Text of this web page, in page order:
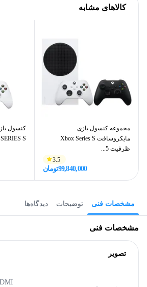
کالاهای مشابه
مجموعه کنسول بازی
مایکروسافت Xbox Series S
ظرفیت 5...
3.5
99,840,000تومان
SERIES S ظرفیت 512 گیگا...
مشخصات فنی توضیحات دیدگاه‌ها
مشخصات فنی
تصویر